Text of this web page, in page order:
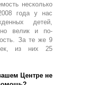
несколько
года у нас
детей,
велик и по-
За те же 9
из них 25
Центре не